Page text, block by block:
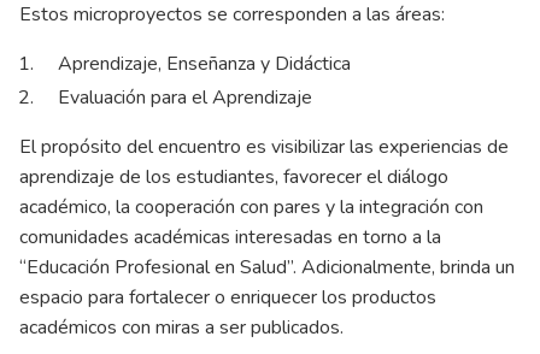
Estos microproyectos se corresponden a las áreas:
Aprendizaje, Enseñanza y Didáctica
Evaluación para el Aprendizaje
El propósito del encuentro es visibilizar las experiencias de
aprendizaje de los estudiantes, favorecer el diálogo
académico, la cooperación con pares y la integración con
comunidades académicas interesadas en torno a la
“Educación Profesional en Salud”. Adicionalmente, brinda un
espacio para fortalecer o enriquecer los productos
académicos con miras a ser publicados.